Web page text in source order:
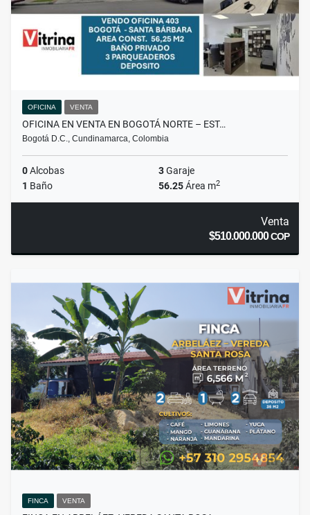
OFICINA VENTA
OFICINA EN VENTA EN BOGOTÁ NORTE – EST…
Bogotá D.C., Cundinamarca, Colombia
0Alcobas 3Garaje
1 Baño 56.25Área m2
Venta
$510.000.000COP
FINCA VENTA